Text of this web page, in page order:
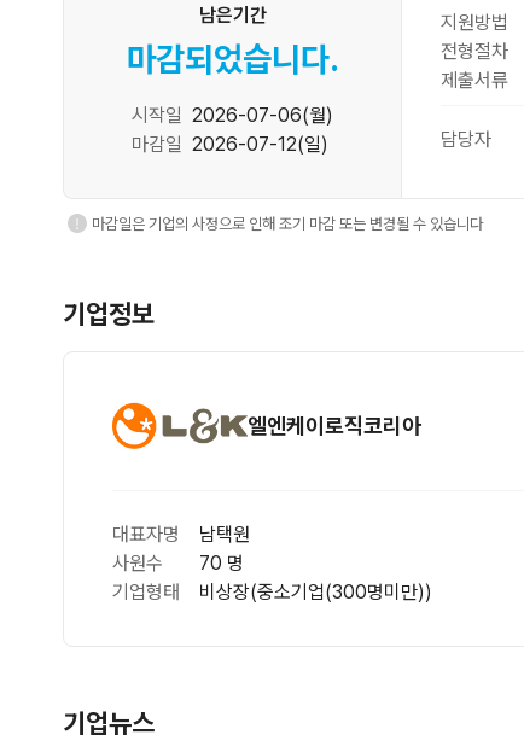
남은기간
마감되었습니다.
시작일 2026-07-06(월)
마감일 2026-07-12(일)
지원방법
전형절차
제출서류
담당자
마감일은 기업의 사정으로 인해 조기 마감 또는 변경될 수 있습니다
기업정보
엘엔케이로직코리아
대표자명 남택원
사원수
70 명
기업형태 비상장(중소기업(300명미만))
기업뉴스